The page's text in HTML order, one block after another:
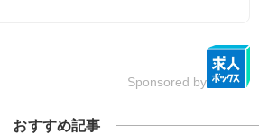
Sponsored by
おすすめ記事